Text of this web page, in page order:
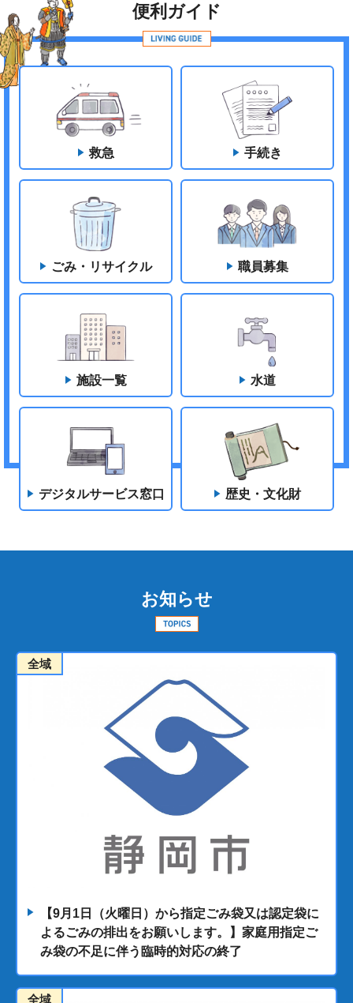
便利ガイド
救急 手続き
ごみ・リサイクル 職員募集
施設一覧 水道
デジタルサービス窓口 歴史・文化財
お知らせ
【9月1日（火曜日）から指定ごみ袋又は認定袋に
よるごみの排出をお願いします。】家庭用指定ご
み袋の不足に伴う臨時的対応の終了
全域
全域